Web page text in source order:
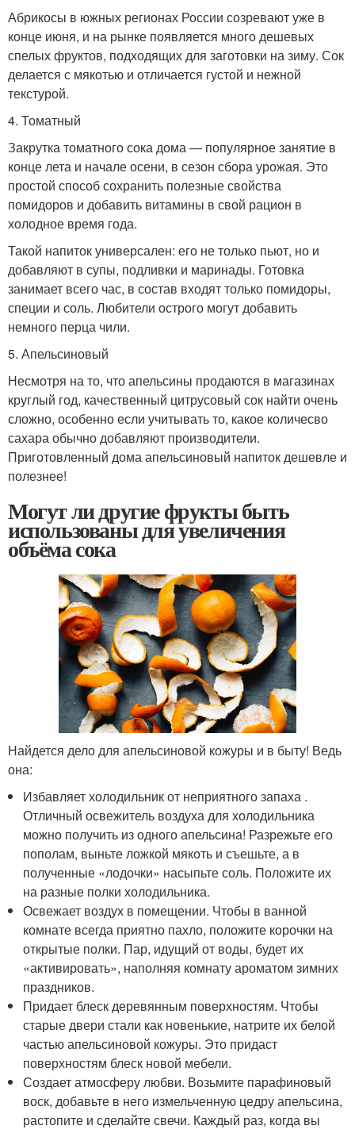
Абрикосы в южных регионах России созревают уже в
конце июня, и на рынке появляется много дешевых
спелых фруктов, подходящих для заготовки на зиму. Сок
делается с мякотью и отличается густой и нежной
текстурой.
4. Томатный
Закрутка томатного сока дома — популярное занятие в
конце лета и начале осени, в сезон сбора урожая. Это
простой способ сохранить полезные свойства
помидоров и добавить витамины в свой рацион в
холодное время года.
Такой напиток универсален: его не только пьют, но и
добавляют в супы, подливки и маринады. Готовка
занимает всего час, в состав входят только помидоры,
специи и соль. Любители острого могут добавить
немного перца чили.
5. Апельсиновый
Несмотря на то, что апельсины продаются в магазинах
круглый год, качественный цитрусовый сок найти очень
сложно, особенно если учитывать то, какое количесво
сахара обычно добавляют производители.
Приготовленный дома апельсиновый напиток дешевле и
полезнее!
Могут ли другие фрукты быть
использованы для увеличения
объёма сока
Найдется дело для апельсиновой кожуры и в быту! Ведь
она:
Избавляет холодильник от неприятного запаха .
Отличный освежитель воздуха для холодильника
можно получить из одного апельсина! Разрежьте его
пополам, выньте ложкой мякоть и съешьте, а в
полученные «лодочки» насыпьте соль. Положите их
на разные полки холодильника.
Освежает воздух в помещении. Чтобы в ванной
комнате всегда приятно пахло, положите корочки на
открытые полки. Пар, идущий от воды, будет их
«активировать», наполняя комнату ароматом зимних
праздников.
Придает блеск деревянным поверхностям. Чтобы
старые двери стали как новенькие, натрите их белой
частью апельсиновой кожуры. Это придаст
поверхностям блеск новой мебели.
Создает атмосферу любви. Возьмите парафиновый
воск, добавьте в него измельченную цедру апельсина,
растопите и сделайте свечи. Каждый раз, когда вы